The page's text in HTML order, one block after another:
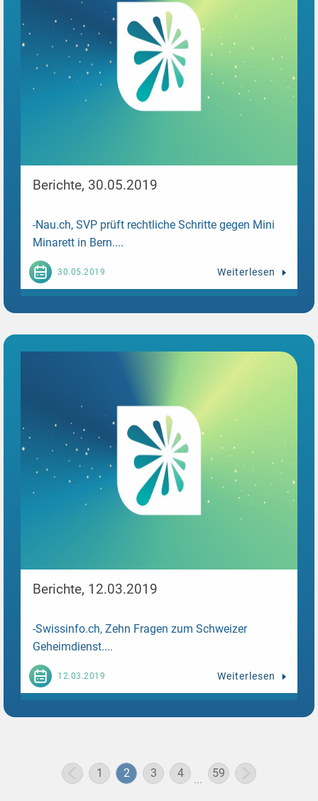
Berichte, 30.05.2019
-Nau.ch, SVP prüft rechtliche Schritte gegen Mini
Minarett in Bern....
30.05.2019 Weiterlesen
Berichte, 12.03.2019
-Swissinfo.ch, Zehn Fragen zum Schweizer
Geheimdienst....
12.03.2019 Weiterlesen
1 2 3 4 ... 59